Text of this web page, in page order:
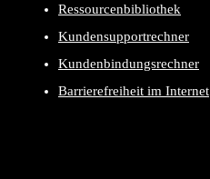
Ressourcenbibliothek
Kundensupportrechner
Kundenbindungsrechner
Barrierefreiheit im Internet